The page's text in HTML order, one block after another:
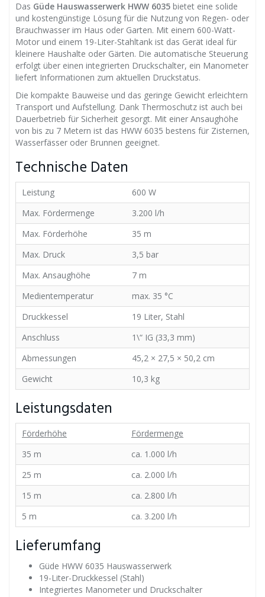
Das Güde Hauswasserwerk HWW 6035 bietet eine solide
und kostengünstige Lösung für die Nutzung von Regen- oder
Brauchwasser im Haus oder Garten. Mit einem 600-Watt-
Motor und einem 19-Liter-Stahltank ist das Gerät ideal für
kleinere Haushalte oder Gärten. Die automatische Steuerung
erfolgt über einen integrierten Druckschalter, ein Manometer
liefert Informationen zum aktuellen Druckstatus.
Die kompakte Bauweise und das geringe Gewicht erleichtern
Transport und Aufstellung. Dank Thermoschutz ist auch bei
Dauerbetrieb für Sicherheit gesorgt. Mit einer Ansaughöhe
von bis zu 7 Metern ist das HWW 6035 bestens für Zisternen,
Wasserfässer oder Brunnen geeignet.
Technische Daten
Leistung
600 W
Max. Fördermenge
3.200 l/h
Max. Förderhöhe
35 m
Max. Druck
3,5 bar
Max. Ansaughöhe
7 m
Medientemperatur
max. 35 °C
Druckkessel
19 Liter, Stahl
Anschluss
1\“ IG (33,3 mm)
Abmessungen
45,2 × 27,5 × 50,2 cm
Gewicht
10,3 kg
Leistungsdaten
Förderhöhe
Fördermenge
35 m
ca. 1.000 l/h
25 m
ca. 2.000 l/h
15 m
ca. 2.800 l/h
5 m
ca. 3.200 l/h
Lieferumfang
Güde HWW 6035 Hauswasserwerk
19-Liter-Druckkessel (Stahl)
Integriertes Manometer und Druckschalter